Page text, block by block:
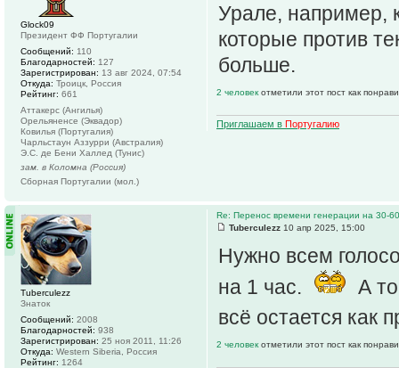
Урале, например,
которые против
больше.
2 человек отметили этот пост как
Приглашаем в Португалию
Glock09
Президент ФФ Португалии
Сообщений: 110
Благодарностей: 127
Зарегистрирован: 13 авг 2024, 07:54
Откуда: Троицк, Россия
Рейтинг: 661
Аттакерс (Ангилья)
Орельяненсе (Эквадор)
Ковилья (Португалия)
Чарльстаун Аззурри (Австралия)
Э.С. де Бени Халлед (Тунис)
зам. в Коломна (Россия)
Сборная Португалии (мол.)
Re: Перенос времени генерации на 30-
Tuberculezz 10 апр 2025, 15:00
Нужно всем
на 1 час.
А
всё остается как
2 человек отметили этот пост как
Tuberculezz
Знаток
Сообщений: 2008
Благодарностей: 938
Зарегистрирован: 25 ноя 2011, 11:26
Откуда: Western Siberia, Россия
Рейтинг: 1264